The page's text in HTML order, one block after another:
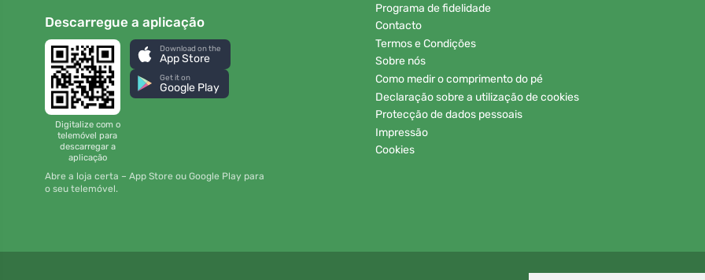
Descarregue a aplicação
Digitalize com o
telemóvel para
descarregar a
aplicação
Download on the
App Store
Get it on
Google Play
Abre a loja certa – App Store ou Google Play para
o seu telemóvel.
Programa de fidelidade
Contacto
Termos e Condições
Sobre nós
Como medir o comprimento do pé
Declaração sobre a utilização de cookies
Protecção de dados pessoais
Impressão
Cookies